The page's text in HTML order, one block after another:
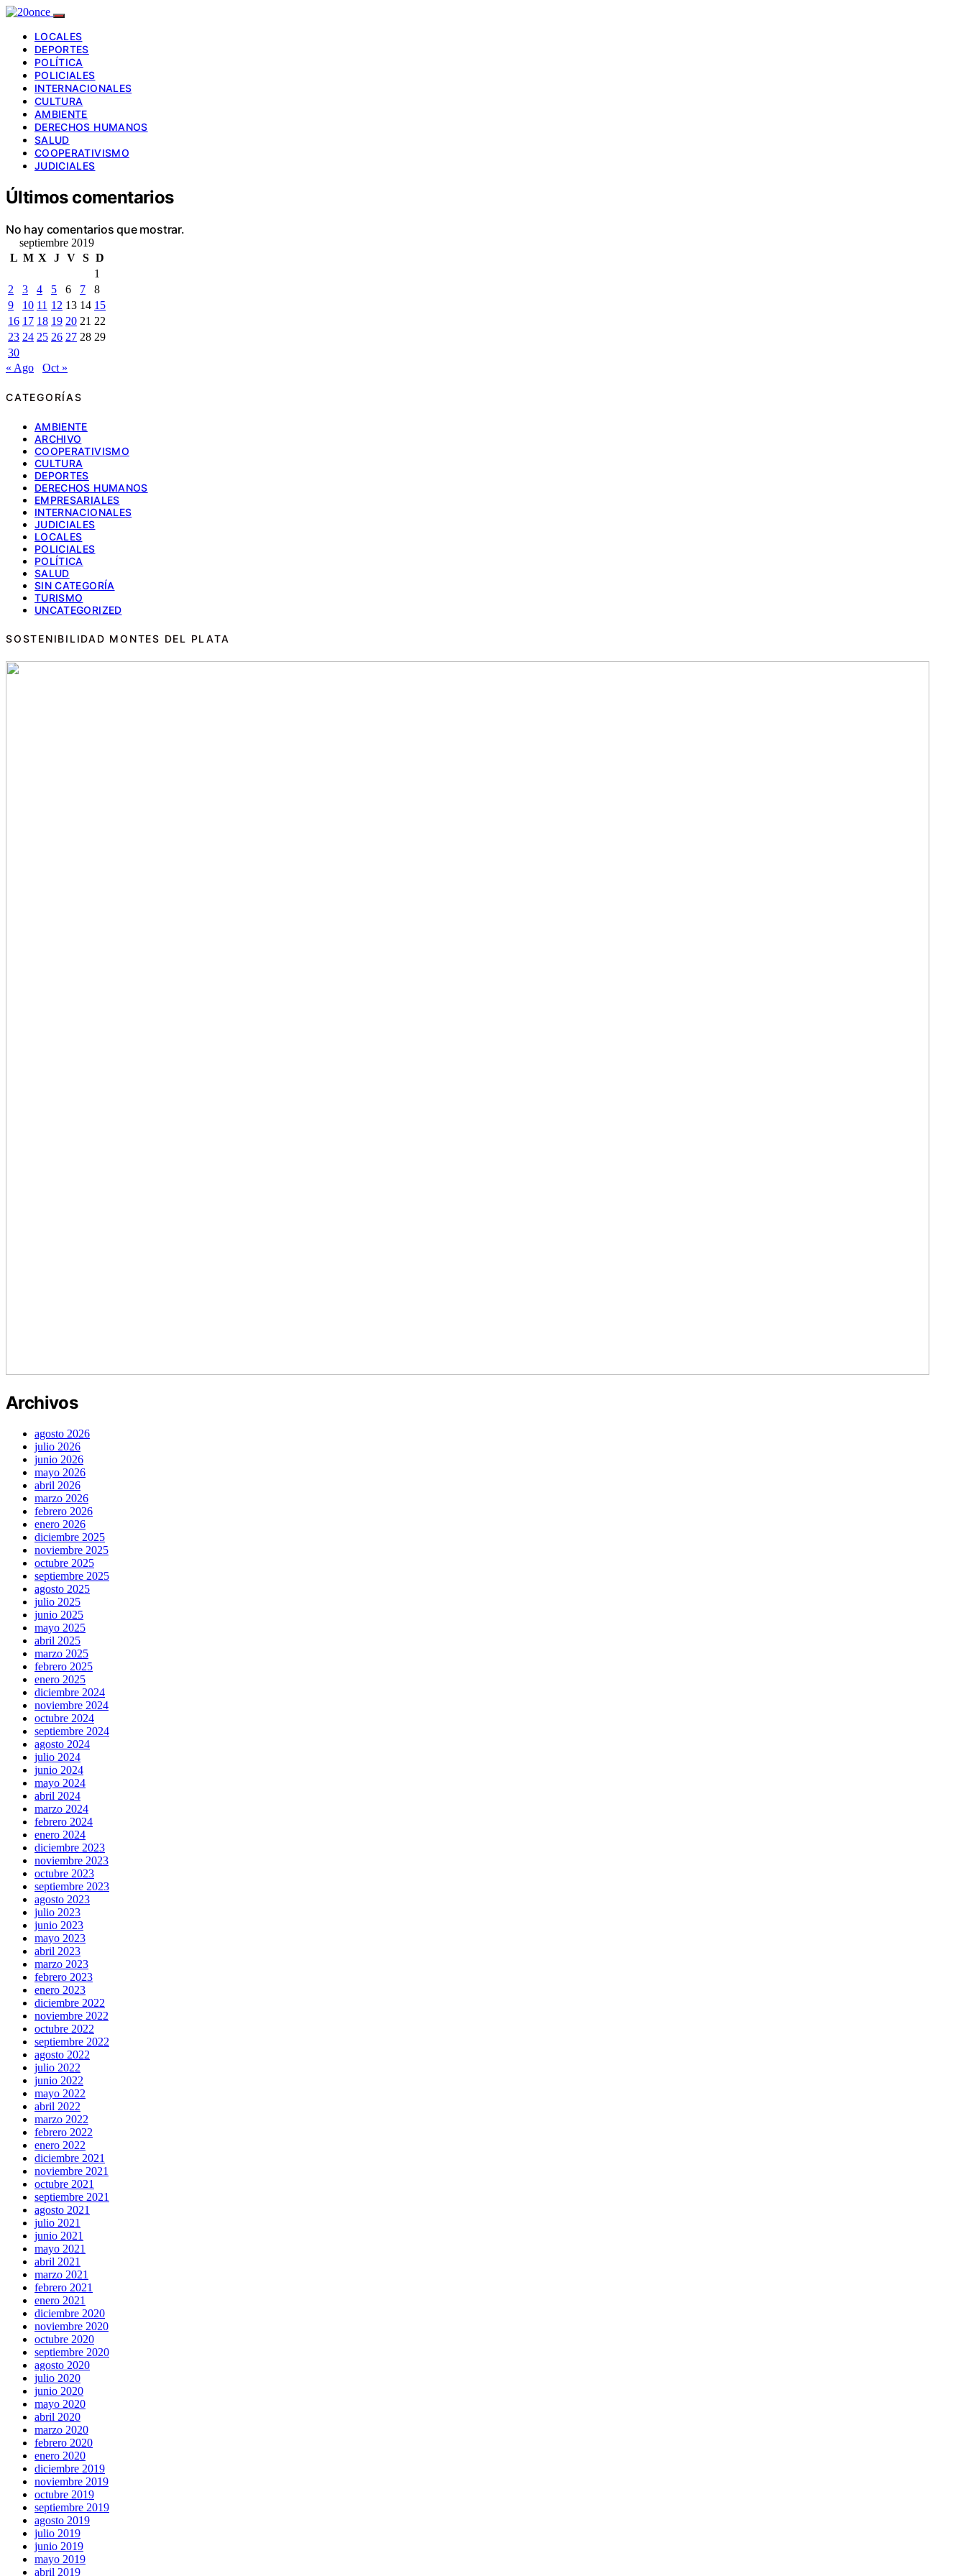
LOCALES
DEPORTES
POLÍTICA
POLICIALES
INTERNACIONALES
CULTURA
AMBIENTE
DERECHOS HUMANOS
SALUD
COOPERATIVISMO
JUDICIALES
Últimos comentarios
No hay comentarios que mostrar.
septiembre 2019
L M X J V S D
1
2
3 4 5 6 7
8
9
10 11 12 13 14 15
16 17 18 19 20 21 22
23 24 25 26 27 28 29
30
« Ago
Oct »
CATEGORÍAS
AMBIENTE
ARCHIVO
COOPERATIVISMO
CULTURA
DEPORTES
DERECHOS HUMANOS
EMPRESARIALES
INTERNACIONALES
JUDICIALES
LOCALES
POLICIALES
POLÍTICA
SALUD
SIN CATEGORÍA
TURISMO
UNCATEGORIZED
SOSTENIBILIDAD MONTES DEL PLATA
Archivos
agosto 2026
julio 2026
junio 2026
mayo 2026
abril 2026
marzo 2026
febrero 2026
enero 2026
diciembre 2025
noviembre 2025
octubre 2025
septiembre 2025
agosto 2025
julio 2025
junio 2025
mayo 2025
abril 2025
marzo 2025
febrero 2025
enero 2025
diciembre 2024
noviembre 2024
octubre 2024
septiembre 2024
agosto 2024
julio 2024
junio 2024
mayo 2024
abril 2024
marzo 2024
febrero 2024
enero 2024
diciembre 2023
noviembre 2023
octubre 2023
septiembre 2023
agosto 2023
julio 2023
junio 2023
mayo 2023
abril 2023
marzo 2023
febrero 2023
enero 2023
diciembre 2022
noviembre 2022
octubre 2022
septiembre 2022
agosto 2022
julio 2022
junio 2022
mayo 2022
abril 2022
marzo 2022
febrero 2022
enero 2022
diciembre 2021
noviembre 2021
octubre 2021
septiembre 2021
agosto 2021
julio 2021
junio 2021
mayo 2021
abril 2021
marzo 2021
febrero 2021
enero 2021
diciembre 2020
noviembre 2020
octubre 2020
septiembre 2020
agosto 2020
julio 2020
junio 2020
mayo 2020
abril 2020
marzo 2020
febrero 2020
enero 2020
diciembre 2019
noviembre 2019
octubre 2019
septiembre 2019
agosto 2019
julio 2019
junio 2019
mayo 2019
abril 2019